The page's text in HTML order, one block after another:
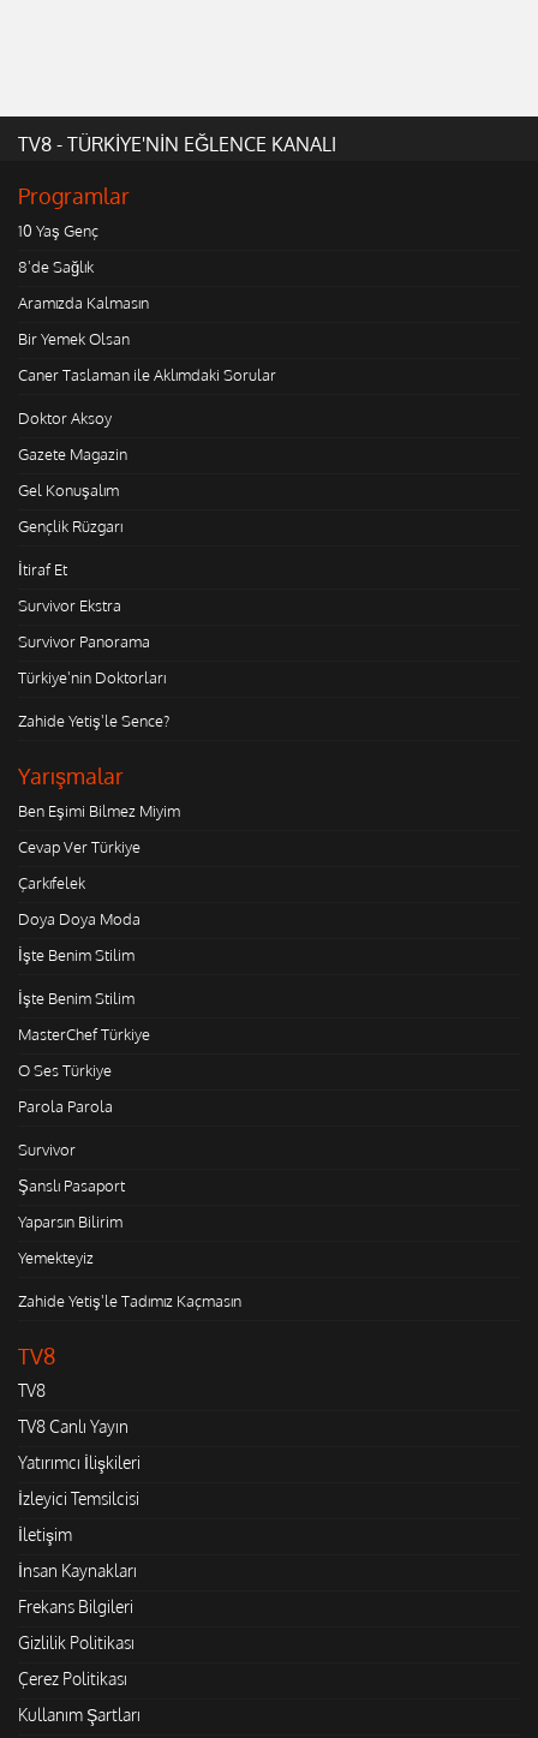
TV8 - TÜRKİYE'NİN EĞLENCE KANALI
Programlar
10 Yaş Genç
8'de Sağlık
Aramızda Kalmasın
Bir Yemek Olsan
Caner Taslaman ile Aklımdaki Sorular
Doktor Aksoy
Gazete Magazin
Gel Konuşalım
Gençlik Rüzgarı
İtiraf Et
Survivor Ekstra
Survivor Panorama
Türkiye'nin Doktorları
Zahide Yetiş'le Sence?
Yarışmalar
Ben Eşimi Bilmez Miyim
Cevap Ver Türkiye
Çarkıfelek
Doya Doya Moda
İşte Benim Stilim
İşte Benim Stilim
MasterChef Türkiye
O Ses Türkiye
Parola Parola
Survivor
Şanslı Pasaport
Yaparsın Bilirim
Yemekteyiz
Zahide Yetiş'le Tadımız Kaçmasın
TV8
TV8
TV8 Canlı Yayın
Yatırımcı İlişkileri
İzleyici Temsilcisi
İletişim
İnsan Kaynakları
Frekans Bilgileri
Gizlilik Politikası
Çerez Politikası
Kullanım Şartları